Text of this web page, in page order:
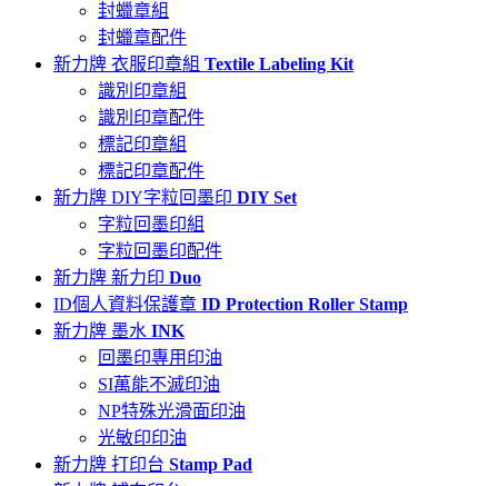
封蠟章組
封蠟章配件
新力牌 衣服印章組 Textile Labeling Kit
識別印章組
識別印章配件
標記印章組
標記印章配件
新力牌 DIY字粒回墨印 DIY Set
字粒回墨印組
字粒回墨印配件
新力牌 新力印 Duo
ID個人資料保護章 ID Protection Roller Stamp
新力牌 墨水 INK
回墨印專用印油
SI萬能不滅印油
NP特殊光滑面印油
光敏印印油
新力牌 打印台 Stamp Pad